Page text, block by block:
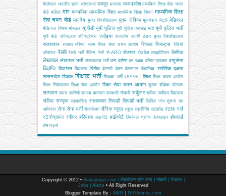
कैलेण्डर भारतीय डाक भ्रष्टाचार मजदूर मदरसा मध्यप्रदेश मध्यमिक शिक्षा सेवा चयन
बोर्ड महिला मांग माध्यमिक माध्यमिक शिक्षा माध्यमिक शिक्षा विभाग माध्यमिक शिक्षा
सेवा चयन बोर्ड मानदेय मुक्त विश्वविद्यालय मुख्य सेविका मूल्यांकन मेट्रो मेडिकल
मेडिकल विभाग मोबाइल यूजीसी यूपी पुलिस यूपी पुलिस एसआई भर्ती यूपी पुलिस भर्ती
यूपी बोर्ड रजिस्ट्रार रजिस्ट्रेशन रसोइया राजकीय राजर्षि टंडन मुक्त विश्वविद्यालय
राजस्थान राजस्व परिषद राज्य शिक्षा सेवा चयन आयोग रिजल्ट रिजल्ट्स
रेडियो
ऑपरेटर रेलवे रेलवे भर्ती रैंकिंग रैली रो-ARO रोजगार रोडवेज लाइब्रेरियन लिपिक
लेखपाल लेखपाल भर्ती लेखपालज भर्ती वन दरोगा वन रक्षक वरिष्ठ प्रवक्ता वायुसेना
विज्ञप्ति विज्ञापन विद्यालय विरोध वेटनरी वेतन वेतनमान वैज्ञानिक
शारीरिक दक्षता
शासनादेश शिक्षक शिक्षक भर्ती शिक्षक भर्ती UPPSC शिक्षा शिक्षा चयन आयोग
शिक्षा निदेशालय शिक्षा सेवा आयोग शिक्षा सेवा चयन आयोग शुल्क शैक्षिक योग्यता
सत्यापन समय सारिणी समाज कल्याण सरकारी नौकरी सर्कुलर सर्वेयर सर्वोदय विद्यालय
संविदा संस्कृत सहकारिता साक्षात्कार सिपाही सिपाही भर्ती सिविल जज सूचना का
अधिकार सेना सेना भर्ती सेवायोजन सैनिक स्कूल स्कूल स्क्रीनिंग स्टाइपेंड स्टाफ नर्स
स्टेनोग्राफर स्वीपर हरियाणा हाइकोर्ट हाईकोर्ट हिमांचल प्रदेश हेल्पलाइन होमगार्ड
होमगार्ड्स
Copyright © 2012 • Sewayojan.com | सेवायोजन डॉट कॉम | नौकरी | रोजगार |
Jobs | Alerts • All Right Reserved
Blogger Template By : MKR IVYthemes.com